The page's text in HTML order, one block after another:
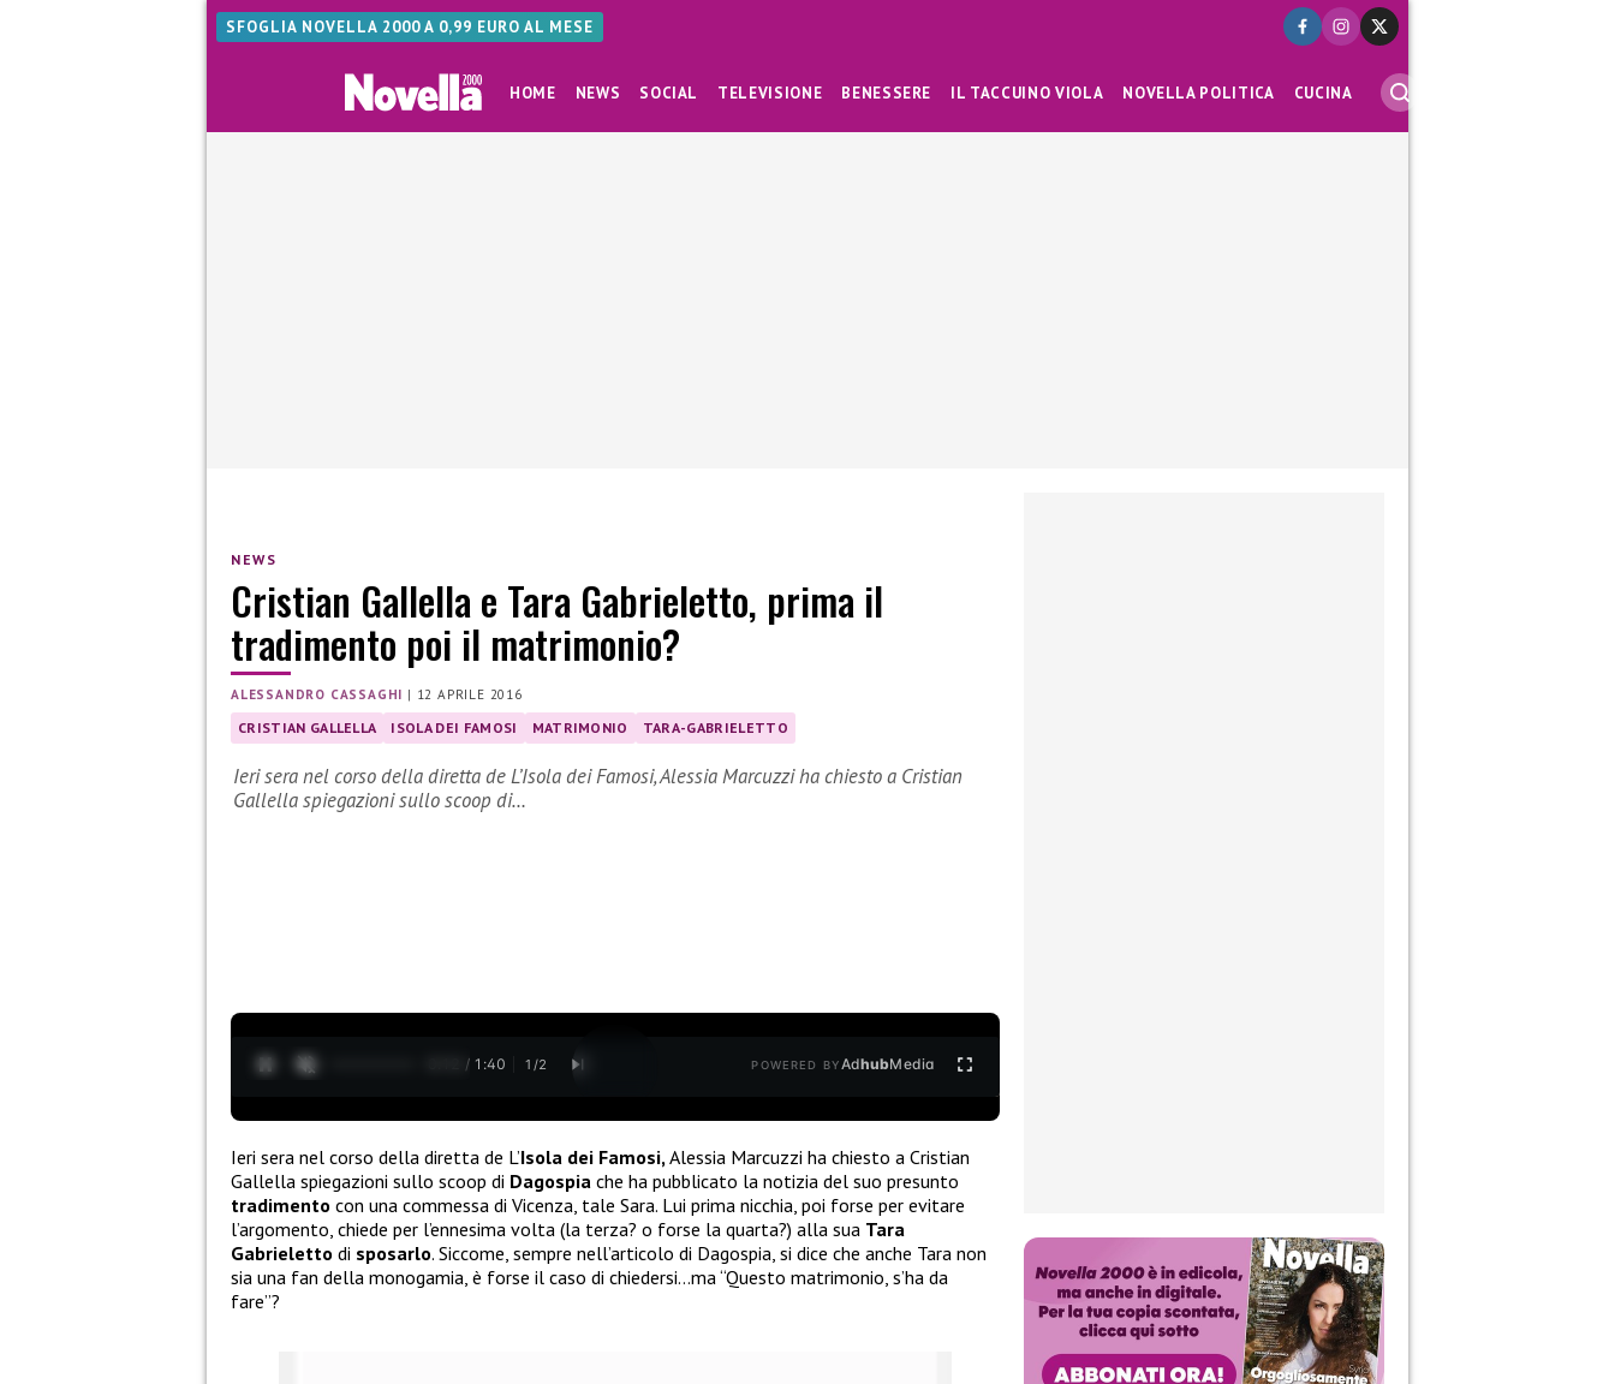
SFOGLIA NOVELLA 2000 A 0,99 EURO AL MESE
HOME NEWS SOCIAL TELEVISIONE BENESSERE IL TACCUINO VIOLA NOVELLA POLITICA CUCINA
NEWS
Cristian Gallella e Tara Gabrieletto, prima il
tradimento poi il matrimonio?
ALESSANDRO CASSAGHI | 12 APRILE 2016
CRISTIAN GALLELLA ISOLA DEI FAMOSI MATRIMONIO TARA-GABRIELETTO
Ieri sera nel corso della diretta de L’Isola dei Famosi, Alessia Marcuzzi ha chiesto a Cristian
Gallella spiegazioni sullo scoop di…
0:13 / 1:40 1 /2 POWERED BYAdhubMedia
Ieri sera nel corso della diretta de L’Isola dei Famosi, Alessia Marcuzzi ha chiesto a Cristian
Gallella spiegazioni sullo scoop di Dagospia che ha pubblicato la notizia del suo presunto
tradimento con una commessa di Vicenza, tale Sara. Lui prima nicchia, poi forse per evitare
l’argomento, chiede per l’ennesima volta (la terza? o forse la quarta?) alla sua Tara
Gabrieletto di sposarlo. Siccome, sempre nell’articolo di Dagospia, si dice che anche Tara non
sia una fan della monogamia, è forse il caso di chiedersi…ma “Questo matrimonio, s’ha da
fare”?